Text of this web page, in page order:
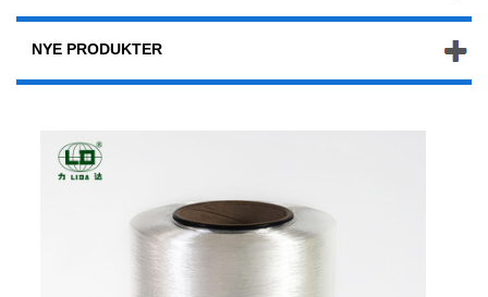
NYE PRODUKTER